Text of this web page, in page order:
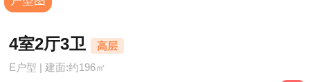
4室2厅3卫 高层
E户型 | 建面:约196㎡